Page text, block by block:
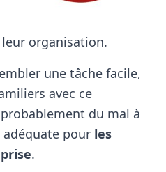
organisation.
une tâche facile,
avec ce
du mal à
pour les
.